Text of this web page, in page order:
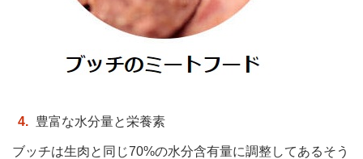
豊富な水分量と栄養素
ブッチは生肉と同じ70%の水分含有量に調整してあるそう